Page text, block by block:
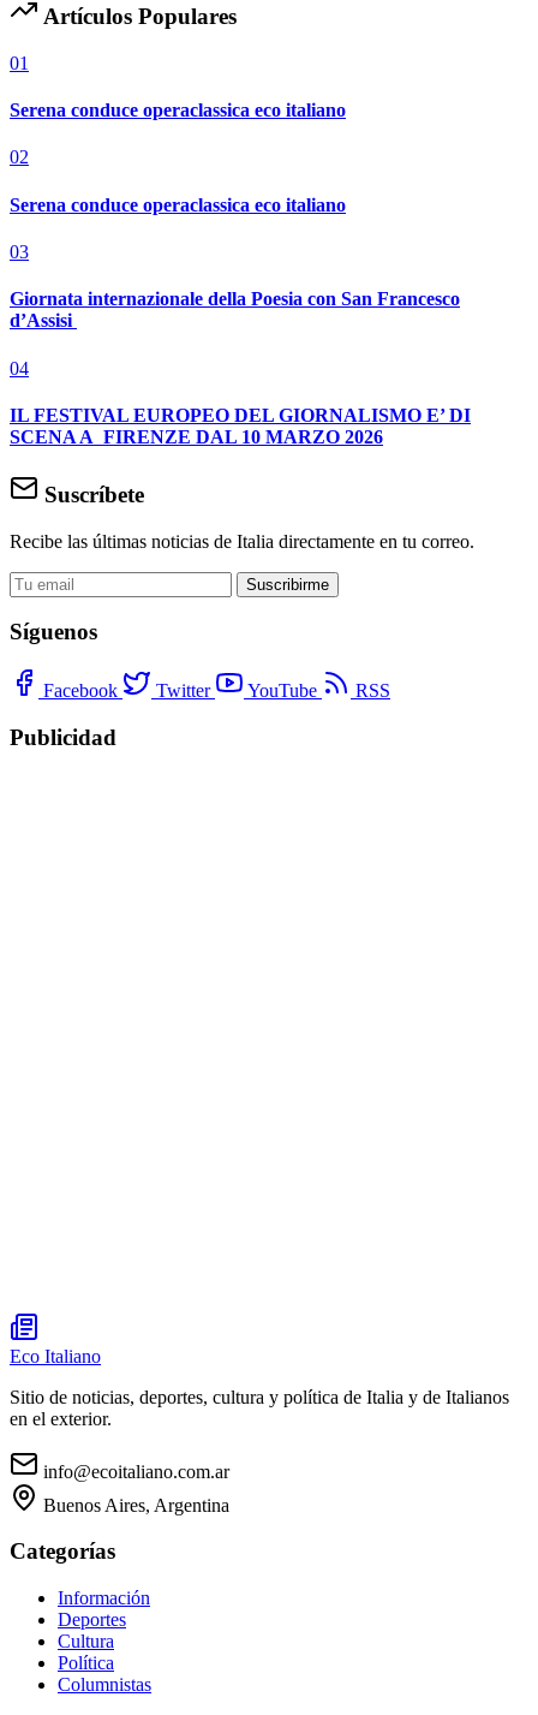
Artículos Populares
01
Serena conduce operaclassica eco italiano
02
Serena conduce operaclassica eco italiano
03
Giornata internazionale della Poesia con San Francesco
d’Assisi
04
IL FESTIVAL EUROPEO DEL GIORNALISMO E’ DI
SCENA A FIRENZE DAL 10 MARZO 2026
Suscríbete
Recibe las últimas noticias de Italia directamente en tu correo.
Suscribirme
Síguenos
Facebook Twitter YouTube RSS
Publicidad
Eco Italiano
Sitio de noticias, deportes, cultura y política de Italia y de Italianos
en el exterior.
info@ecoitaliano.com.ar
Buenos Aires, Argentina
Categorías
Información
Deportes
Cultura
Política
Columnistas